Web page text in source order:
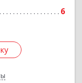
6
Подробнее